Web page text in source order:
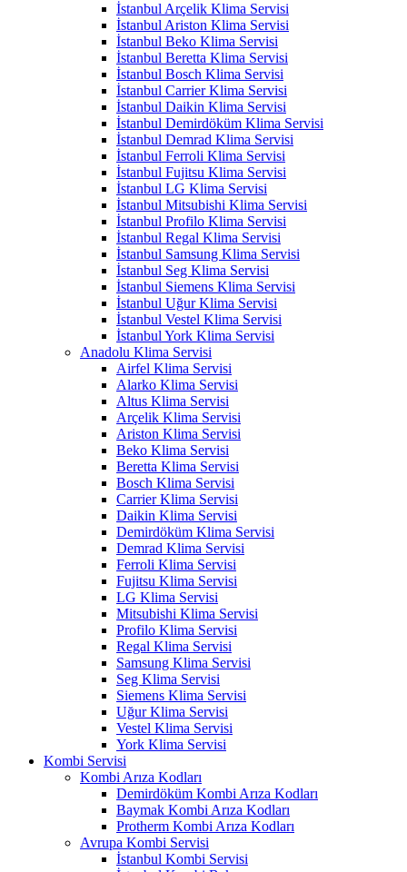
İstanbul Arçelik Klima Servisi
İstanbul Ariston Klima Servisi
İstanbul Beko Klima Servisi
İstanbul Beretta Klima Servisi
İstanbul Bosch Klima Servisi
İstanbul Carrier Klima Servisi
İstanbul Daikin Klima Servisi
İstanbul Demirdöküm Klima Servisi
İstanbul Demrad Klima Servisi
İstanbul Ferroli Klima Servisi
İstanbul Fujitsu Klima Servisi
İstanbul LG Klima Servisi
İstanbul Mitsubishi Klima Servisi
İstanbul Profilo Klima Servisi
İstanbul Regal Klima Servisi
İstanbul Samsung Klima Servisi
İstanbul Seg Klima Servisi
İstanbul Siemens Klima Servisi
İstanbul Uğur Klima Servisi
İstanbul Vestel Klima Servisi
İstanbul York Klima Servisi
Anadolu Klima Servisi
Airfel Klima Servisi
Alarko Klima Servisi
Altus Klima Servisi
Arçelik Klima Servisi
Ariston Klima Servisi
Beko Klima Servisi
Beretta Klima Servisi
Bosch Klima Servisi
Carrier Klima Servisi
Daikin Klima Servisi
Demirdöküm Klima Servisi
Demrad Klima Servisi
Ferroli Klima Servisi
Fujitsu Klima Servisi
LG Klima Servisi
Mitsubishi Klima Servisi
Profilo Klima Servisi
Regal Klima Servisi
Samsung Klima Servisi
Seg Klima Servisi
Siemens Klima Servisi
Uğur Klima Servisi
Vestel Klima Servisi
York Klima Servisi
Kombi Servisi
Kombi Arıza Kodları
Demirdöküm Kombi Arıza Kodları
Baymak Kombi Arıza Kodları
Protherm Kombi Arıza Kodları
Avrupa Kombi Servisi
İstanbul Kombi Servisi